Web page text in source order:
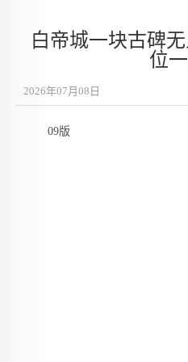
白帝城一块古碑
位
2026年07月08日
09版